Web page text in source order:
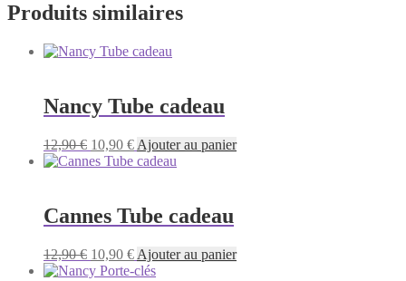
Produits similaires
Nancy Tube cadeau
12,90€ Le
prix
12,90 €.
10,90 €Le
prix
10,90 €.
Ajouter au panier
Cannes Tube cadeau
12,90€ Le
prix
10,90 €Le
prix
Ajouter au panier